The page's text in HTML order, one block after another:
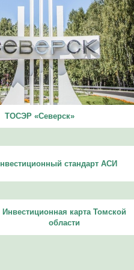
ТОСЭР «Северск»
стандарт АСИ
Инвестиционная карта Томской
области